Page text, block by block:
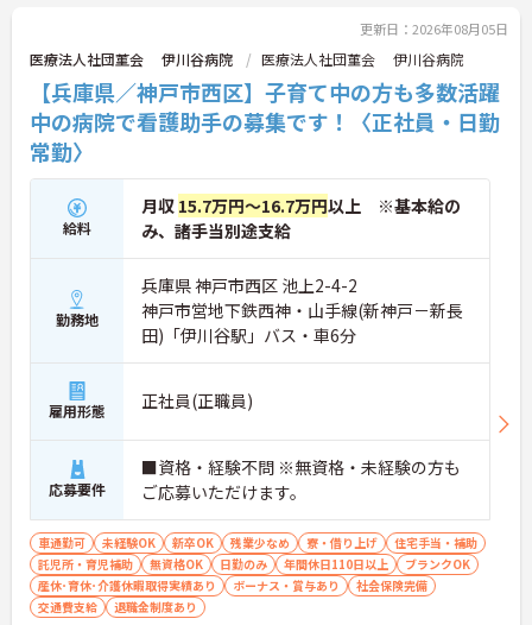
更新日：2026年08月05日
医療法人社団菫会 伊川谷病院 医療法人社団菫会 伊川谷病院
【兵庫県／神戸市西区】子育て中の方も多数活躍
中の病院で看護助手の募集です！〈正社員・日勤
常勤〉
給料
月収 15.7万円～16.7万円以上 ※基本給の
み、諸手当別途支給
勤務地
兵庫県 神戸市西区 池上2-4-2
神戸市営地下鉄西神・山手線(新神戸－新長
田)「伊川谷駅」バス・車6分
雇用形態 正社員(正職員)
応募要件
■資格・経験不問 ※無資格・未経験の方も
ご応募いただけます。
車通勤可 未経験OK 新卒OK 残業少なめ 寮・借り上げ
住宅手当・補助
託児所・育児補助
無資格OK 日勤のみ 年間休日110日以上
ブランクOK
産休･育休･介護休暇取得実績あり
ボーナス・賞与あり
社会保険完備
交通費支給
退職金制度あり